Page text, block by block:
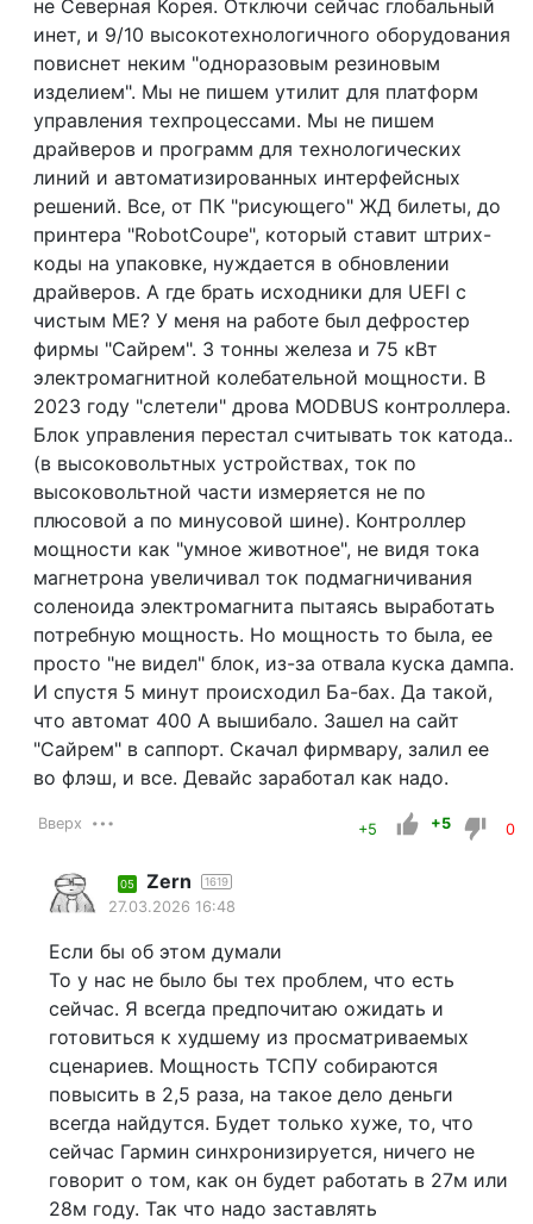
не Северная Корея. Отключи сейчас глобальный
инет, и 9/10 высокотехнологичного оборудования
повиснет неким "одноразовым резиновым
изделием". Мы не пишем утилит для платформ
управления техпроцессами. Мы не пишем
драйверов и программ для технологических
линий и автоматизированных интерфейсных
решений. Все, от ПК "рисующего" ЖД билеты, до
принтера "RobotCoupe", который ставит штрих-
коды на упаковке, нуждается в обновлении
драйверов. А где брать исходники для UEFI с
чистым ME? У меня на работе был дефростер
фирмы "Сайрем". 3 тонны железа и 75 кВт
электромагнитной колебательной мощности. В
2023 году "слетели" дрова MODBUS контроллера.
Блок управления перестал считывать ток катода..
(в высоковольтных устройствах, ток по
высоковольтной части измеряется не по
плюсовой а по минусовой шине). Контроллер
мощности как "умное животное", не видя тока
магнетрона увеличивал ток подмагничивания
соленоида электромагнита пытаясь выработать
потребную мощность. Но мощность то была, ее
просто "не видел" блок, из-за отвала куска дампа.
И спустя 5 минут происходил Ба-бах. Да такой,
что автомат 400 А вышибало. Зашел на сайт
"Сайрем" в саппорт. Скачал фирмвару, залил ее
во флэш, и все. Девайс заработал как надо.
Вверх +5 +5 0
05 Zern 1619
27.03.2026 16:48
Если бы об этом думали
То у нас не было бы тех проблем, что есть
сейчас. Я всегда предпочитаю ожидать и
готовиться к худшему из просматриваемых
сценариев. Мощность ТСПУ собираются
повысить в 2,5 раза, на такое дело деньги
всегда найдутся. Будет только хуже, то, что
сейчас Гармин синхронизируется, ничего не
говорит о том, как он будет работать в 27м или
28м году. Так что надо заставлять